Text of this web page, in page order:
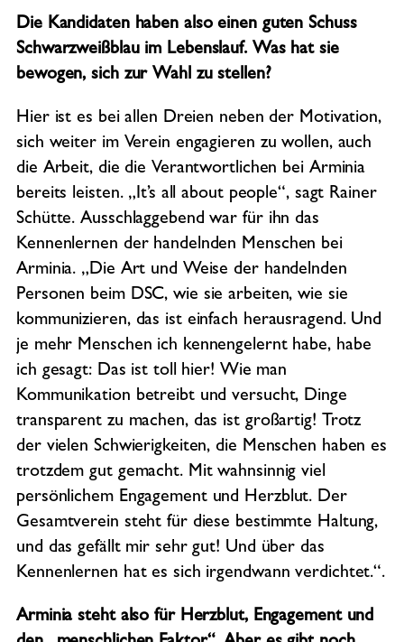
Die Kandidaten haben also einen guten Schuss
Schwarzweißblau im Lebenslauf. Was hat sie
bewogen, sich zur Wahl zu stellen?
Hier ist es bei allen Dreien neben der Motivation,
sich weiter im Verein engagieren zu wollen, auch
die Arbeit, die die Verantwortlichen bei Arminia
bereits leisten. „It’s all about people“, sagt Rainer
Schütte. Ausschlaggebend war für ihn das
Kennenlernen der handelnden Menschen bei
Arminia. „Die Art und Weise der handelnden
Personen beim DSC, wie sie arbeiten, wie sie
kommunizieren, das ist einfach herausragend. Und
je mehr Menschen ich kennengelernt habe, habe
ich gesagt: Das ist toll hier! Wie man
Kommunikation betreibt und versucht, Dinge
transparent zu machen, das ist großartig! Trotz
der vielen Schwierigkeiten, die Menschen haben es
trotzdem gut gemacht. Mit wahnsinnig viel
persönlichem Engagement und Herzblut. Der
Gesamtverein steht für diese bestimmte Haltung,
und das gefällt mir sehr gut! Und über das
Kennenlernen hat es sich irgendwann verdichtet.“.
Arminia steht also für Herzblut, Engagement und